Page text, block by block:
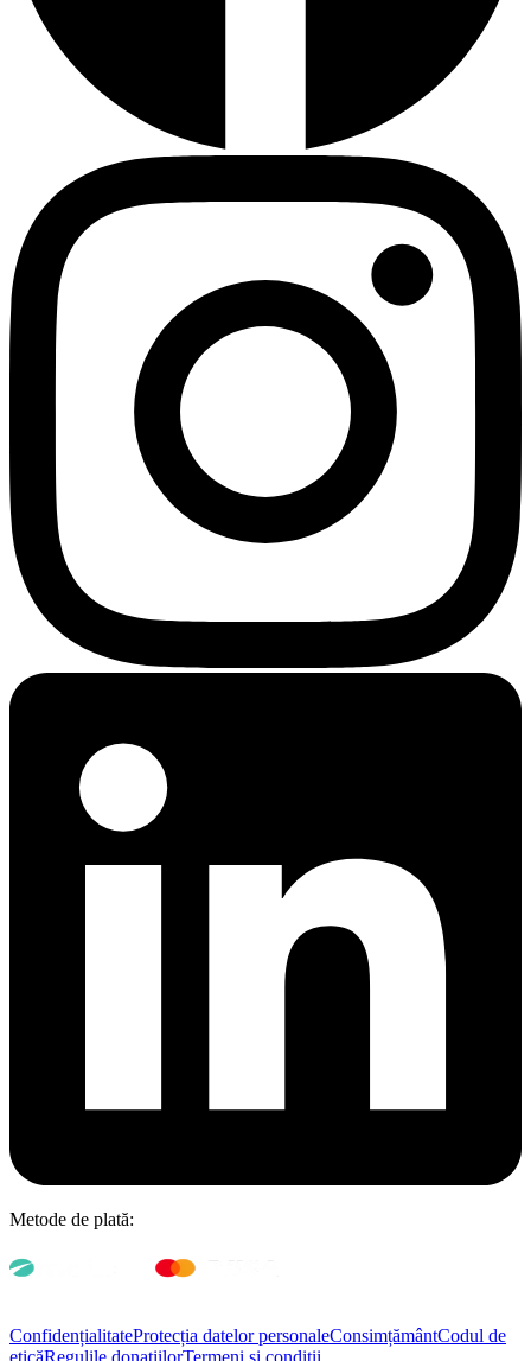
Metode de plată:
ConfidențialitateProtecția datelor personaleConsimțământCodul de
eticăRegulile donațiilorTermeni și condiții